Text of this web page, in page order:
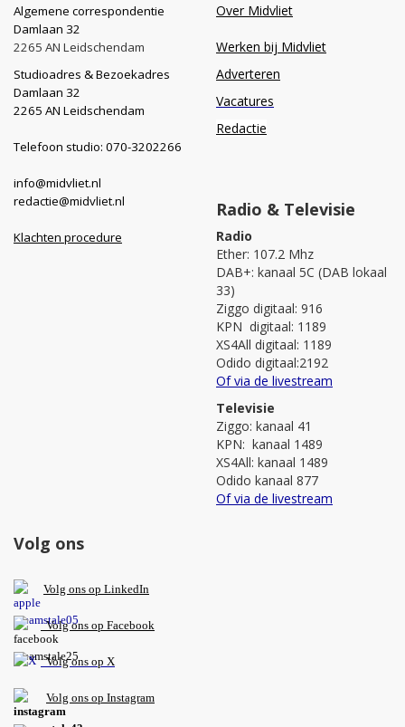
Algemene correspondentie
Damlaan 32
2265 AN Leidschendam
Studioadres & Bezoekadres
Damlaan 32
2265 AN Leidschendam
Telefoon studio: 070-3202266
info@midvliet.nl
redactie@midvliet.nl
Klachten procedure
Over Midvliet
Werken bij Midvliet
Adverteren
Vacatures
Redactie
Radio & Televisie
Radio
Ether: 107.2 Mhz
DAB+: kanaal 5C (DAB lokaal
33)
Ziggo digitaal: 916
KPN digitaal: 1189
XS4All digitaal: 1189
Odido digitaal:2192
Of via de livestream
Televisie
Ziggo: kanaal 41
KPN: kanaal 1489
XS4All: kanaal 1489
Odido kanaal 877
Of via de livestream
Volg ons
Volg ons op LinkedIn
Volg ons op Facebook
Volg ons op X
Volg ons op Instagram